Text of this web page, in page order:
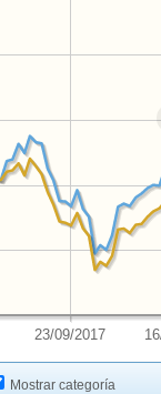
23/09/2017
Mostrar categoría